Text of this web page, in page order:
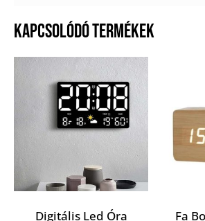
KAPCSOLÓDÓ TERMÉKEK
Digitális Led Óra
Fa